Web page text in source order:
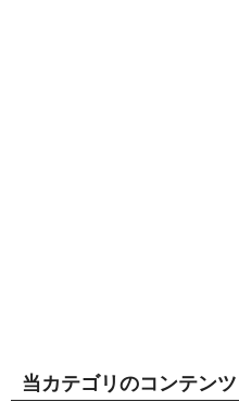
当カテゴリのコンテンツ